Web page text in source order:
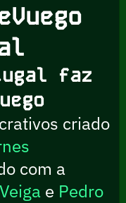
faz
criado
com a
e Pedro